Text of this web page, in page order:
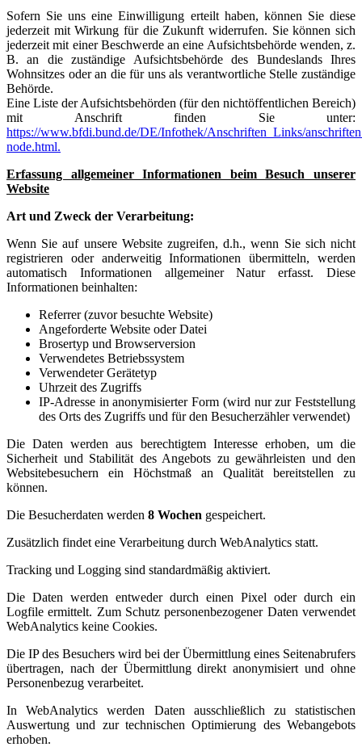
Sofern Sie uns eine Einwilligung erteilt haben, können Sie diese
jederzeit mit Wirkung für die Zukunft widerrufen. Sie können sich
jederzeit mit einer Beschwerde an eine Aufsichtsbehörde wenden, z.
B. an die zuständige Aufsichtsbehörde des Bundeslands Ihres
Wohnsitzes oder an die für uns als verantwortliche Stelle zuständige
Behörde.
Eine Liste der Aufsichtsbehörden (für den nichtöffentlichen Bereich)
mit Anschrift finden Sie unter:
https://www.bfdi.bund.de/DE/Infothek/Anschriften_Links/
node.html.
Erfassung allgemeiner Informationen beim Besuch unserer
Website
Art und Zweck der Verarbeitung:
Wenn Sie auf unsere Website zugreifen, d.h., wenn Sie sich nicht
registrieren oder anderweitig Informationen übermitteln, werden
automatisch Informationen allgemeiner Natur erfasst. Diese
Informationen beinhalten:
Referrer (zuvor besuchte Website)
Angeforderte Website oder Datei
Brosertyp und Browserversion
Verwendetes Betriebssystem
Verwendeter Gerätetyp
Uhrzeit des Zugriffs
IP-Adresse in anonymisierter Form (wird nur zur Feststellung
des Orts des Zugriffs und für den Besucherzähler verwendet)
Die Daten werden aus berechtigtem Interesse erhoben, um die
Sicherheit und Stabilität des Angebots zu gewährleisten und den
Websitebesuchern ein Höchstmaß an Qualität bereitstellen zu
können.
Die Besucherdaten werden 8 Wochen gespeichert.
Zusätzlich findet eine Verarbeitung durch WebAnalytics statt.
Tracking und Logging sind standardmäßig aktiviert.
Die Daten werden entweder durch einen Pixel oder durch ein
Logfile ermittelt. Zum Schutz personenbezogener Daten verwendet
WebAnalytics keine Cookies.
Die IP des Besuchers wird bei der Übermittlung eines Seitenabrufers
übertragen, nach der Übermittlung direkt anonymisiert und ohne
Personenbezug verarbeitet.
In WebAnalytics werden Daten ausschließlich zu statistischen
Auswertung und zur technischen Optimierung des Webangebots
erhoben.